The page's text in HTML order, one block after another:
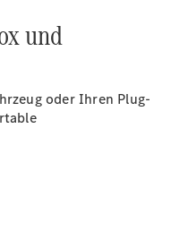
und
oder Ihren Plug-